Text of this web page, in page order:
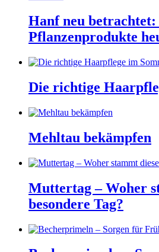
Hanf neu betrachtet:
Pflanzenprodukte
Die richtige
Mehltau bekämpfen
Muttertag – Woher
besondere Tag?